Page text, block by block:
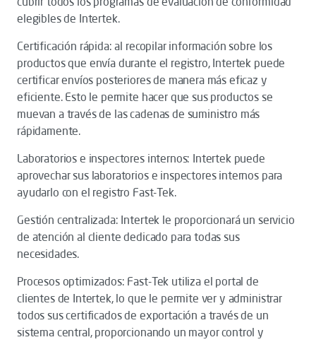
elegibles de Intertek.
Certificación rápida: al recopilar información sobre los
productos que envía durante el registro, Intertek puede
certificar envíos posteriores de manera más eficaz y
eficiente. Esto le permite hacer que sus productos se
muevan a través de las cadenas de suministro más
rápidamente.
Laboratorios e inspectores internos: Intertek puede
aprovechar sus laboratorios e inspectores internos para
ayudarlo con el registro Fast-Tek.
Gestión centralizada: Intertek le proporcionará un servicio
de atención al cliente dedicado para todas sus
necesidades.
Procesos optimizados: Fast-Tek utiliza el portal de
clientes de Intertek, lo que le permite ver y administrar
todos sus certificados de exportación a través de un
sistema central, proporcionando un mayor control y